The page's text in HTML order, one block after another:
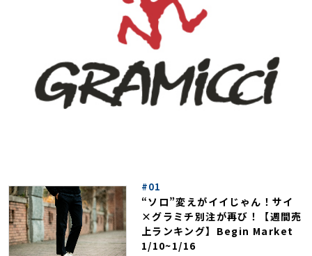
#01
“ソロ”変えがイイじゃん！サイ
×グラミチ別注が再び！【週間売
上ランキング】Begin Market
1/10~1/16